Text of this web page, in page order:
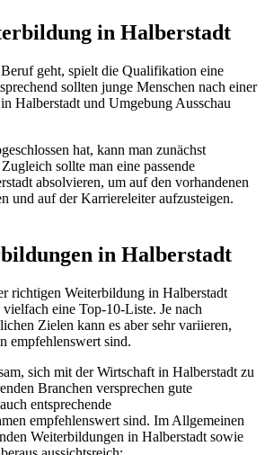
in Halberstadt
geht, spielt die Qualifikation eine
sollten junge Menschen nach einer
Halberstadt und Umgebung Ausschau
hat, kann man zunächst
sollte man eine passende
absolvieren, um auf den vorhandenen
und auf der Karriereleiter aufzusteigen.
in Halberstadt
richtigen Weiterbildung in Halberstadt
eine Top-10-Liste. Je nach
Zielen kann es aber sehr variieren,
empfehlenswert sind.
sich mit der Wirtschaft in Halberstadt zu
Branchen versprechen gute
entsprechende
empfehlenswert sind. Im Allgemeinen
Weiterbildungen in Halberstadt sowie